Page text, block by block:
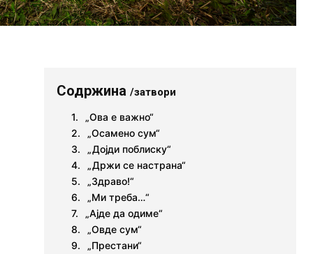
Содржина/затвори
„Ова е важно“
„Осамено сум“
„Дојди поблиску“
„Држи се настрана“
„Здраво!“
„Ми треба…“
„Ајде да одиме“
„Овде сум“
„Престани“